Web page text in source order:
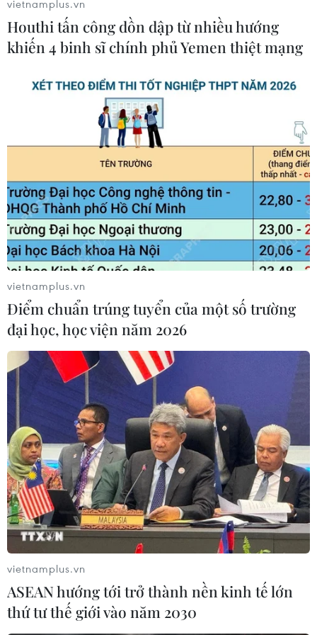
#Bánh Trung Thu
#Bánh trứng chảy
#Bánh Trung Quốc
#Lào Cai
#Nhập lậu
#An toàn thực phẩm
Lào Cai
vietnamplus.vn
Houthi tấn công dồn dập từ nhiều hướng
khiến 4 binh sĩ chính phủ Yemen thiệt mạng
vietnamplus.vn
Điểm chuẩn trúng tuyển của một số trường
đại học, học viện năm 2026
vietnamplus.vn
ASEAN hướng tới trở thành nền kinh tế lớn
thứ tư thế giới vào năm 2030